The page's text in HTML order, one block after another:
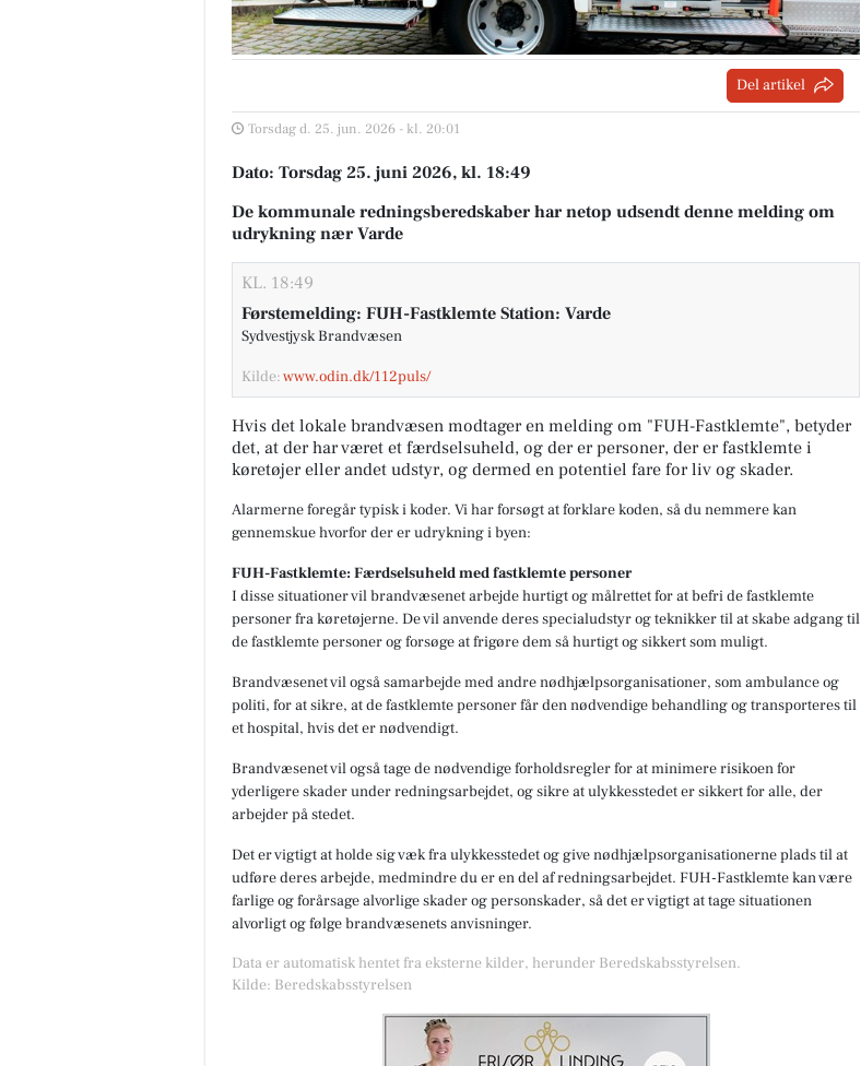
Del artikel
Torsdag d. 25. jun. 2026 - kl. 20:01
Dato: Torsdag 25. juni 2026, kl. 18:49
De kommunale redningsberedskaber har netop udsendt denne melding om
udrykning nær Varde
KL. 18:49
Førstemelding: FUH-Fastklemte Station: Varde
Sydvestjysk Brandvæsen
Kilde:www.odin.dk/112puls/
Hvis det lokale brandvæsen modtager en melding om "FUH-Fastklemte", betyder
det, at der har været et færdselsuheld, og der er personer, der er fastklemte i
køretøjer eller andet udstyr, og dermed en potentiel fare for liv og skader.
Alarmerne foregår typisk i koder. Vi har forsøgt at forklare koden, så du nemmere kan
gennemskue hvorfor der er udrykning i byen:
FUH-Fastklemte: Færdselsuheld med fastklemte personer
I disse situationer vil brandvæsenet arbejde hurtigt og målrettet for at befri de fastklemte
personer fra køretøjerne. De vil anvende deres specialudstyr og teknikker til at skabe adgang til
de fastklemte personer og forsøge at frigøre dem så hurtigt og sikkert som muligt.
Brandvæsenet vil også samarbejde med andre nødhjælpsorganisationer, som ambulance og
politi, for at sikre, at de fastklemte personer får den nødvendige behandling og transporteres til
et hospital, hvis det er nødvendigt.
Brandvæsenet vil også tage de nødvendige forholdsregler for at minimere risikoen for
yderligere skader under redningsarbejdet, og sikre at ulykkesstedet er sikkert for alle, der
arbejder på stedet.
Det er vigtigt at holde sig væk fra ulykkesstedet og give nødhjælpsorganisationerne plads til at
udføre deres arbejde, medmindre du er en del af redningsarbejdet. FUH-Fastklemte kan være
farlige og forårsage alvorlige skader og personskader, så det er vigtigt at tage situationen
alvorligt og følge brandvæsenets anvisninger.
Data er automatisk hentet fra eksterne kilder, herunder Beredskabsstyrelsen.
Kilde: Beredskabsstyrelsen